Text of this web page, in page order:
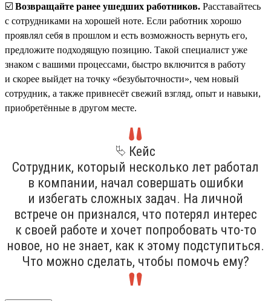
☑️ Возвращайте ранее ушедших работников. Расставайтесь
с сотрудниками на хорошей ноте. Если работник хорошо
проявлял себя в прошлом и есть возможность вернуть его,
предложите подходящую позицию. Такой специалист уже
знаком с вашими процессами, быстро включится в работу
и скорее выйдет на точку «безубыточности», чем новый
сотрудник, а также привнесёт свежий взгляд, опыт и навыки,
приобретённые в другом месте.
⮱ Кейс
Сотрудник, который несколько лет работал
в компании, начал совершать ошибки
и избегать сложных задач. На личной
встрече он признался, что потерял интерес
к своей работе и хочет попробовать что-то
новое, но не знает, как к этому подступиться.
Что можно сделать, чтобы помочь ему?